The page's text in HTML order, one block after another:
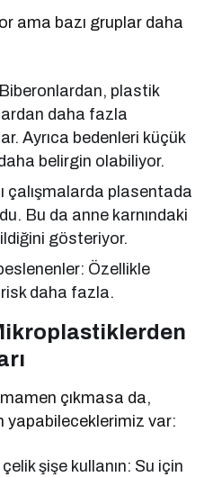
ama bazı gruplar daha
plastik
daha fazla
Ayrıca bedenleri küçük
belirgin olabiliyor.
çalışmalarda plasentada
Bu da anne karnındaki
gösteriyor.
Özellikle
daha fazla.
çıkmasa da,
var:
şişe kullanın: Su için